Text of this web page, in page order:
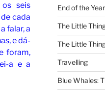
seis
cada
falar, a
e dá-
foram,
a e a
End of the
The Little
The Little
Travelling
Blue Whales: